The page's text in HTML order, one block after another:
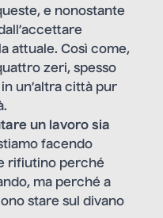
e nonostante
attuale. Così come,
zeri, spesso
un’altra città pur
un lavoro sia
facendo
rifiutino perché
ma perché a
stare sul divano